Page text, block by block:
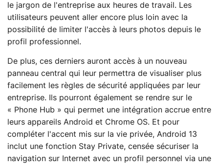
le jargon de l'entreprise aux heures de travail. Les
utilisateurs peuvent aller encore plus loin avec la
possibilité de limiter l'accès à leurs photos depuis le
profil professionnel.
De plus, ces derniers auront accès à un nouveau
panneau central qui leur permettra de visualiser plus
facilement les règles de sécurité appliquées par leur
entreprise. Ils pourront également se rendre sur le
« Phone Hub » qui permet une intégration accrue entre
leurs appareils Android et Chrome OS. Et pour
compléter l'accent mis sur la vie privée, Android 13
inclut une fonction Stay Private, censée sécuriser la
navigation sur Internet avec un profil personnel via une